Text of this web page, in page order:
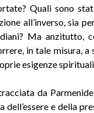
Quali sono
all’inverso, sia
Ma anzitutto,
in tale misura, a
esigenze
da
dell’essere e della